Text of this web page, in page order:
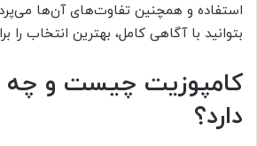
استفاده و همچنین تفاوت‌های آن‌ها
بتوانید با آگاهی کامل، بهترین انتخاب را
کامپوزیت چیست و چه
دارد؟